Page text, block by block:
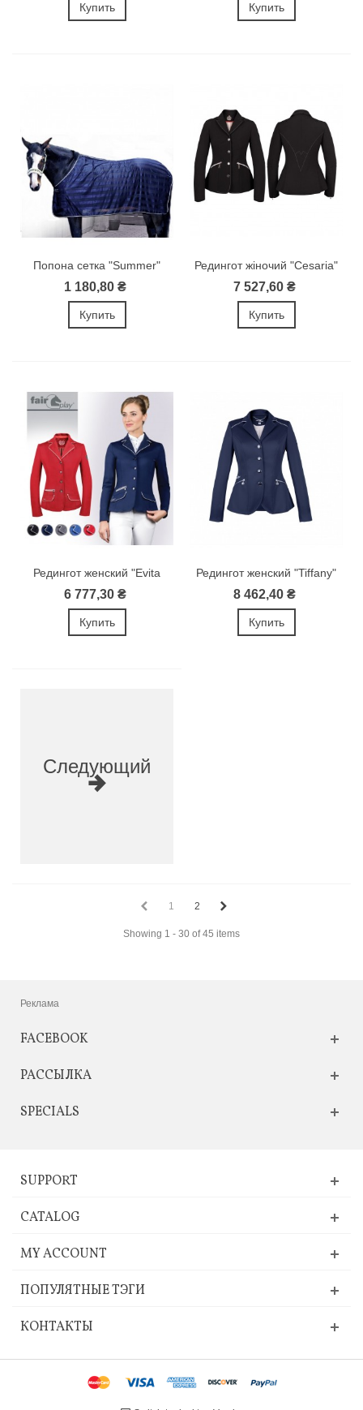
Купить Купить
Попона сетка "Summer"
1 180,80 ₴
Купить
Редингот жіночий "Cesaria"
7 527,60 ₴
Купить
Редингот женский "Evita
Pro"
6 777,30 ₴
Купить
Редингот женский "Tiffany"
8 462,40 ₴
Купить
Следующий
1 2
Showing 1 - 30 of 45 items
Реклама
FACEBOOK
РАССЫЛКА
SPECIALS
SUPPORT
CATALOG
MY ACCOUNT
ПОПУЛЯТНЫЕ ТЭГИ
КОНТАКТЫ